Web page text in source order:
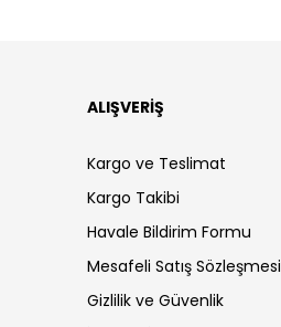
ALIŞVERİŞ
Kargo ve Teslimat
Kargo Takibi
Havale Bildirim Formu
Mesafeli Satış Sözleşmesi
Gizlilik ve Güvenlik